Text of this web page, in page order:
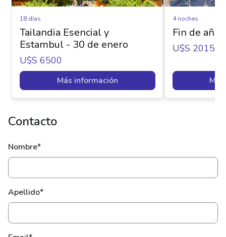
18 días
Tailandia Esencial y
Estambul - 30 de enero
U$s 6500
Más información
4 noches
Fin de año
U$s 2015
Contacto
Nombre*
Apellido*